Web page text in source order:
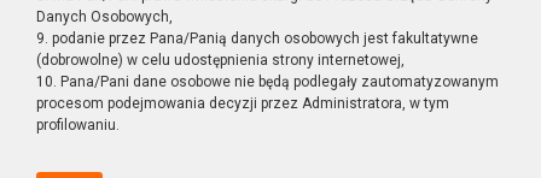
Danych Osobowych,
9. podanie przez Pana/Panią danych osobowych jest fakultatywne
(dobrowolne) w celu udostępnienia strony internetowej,
10. Pana/Pani dane osobowe nie będą podlegały zautomatyzowanym
procesom podejmowania decyzji przez Administratora, w tym
profilowaniu.